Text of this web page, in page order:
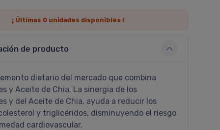
¡ Últimas 0 unidades disponibles !
de producto
dietario del mercado que combina
y Aceite de Chia. La sinergia de los
y del Aceite de Chia, ayuda a reducir los
y triglicéridos, disminuyendo el riesgo
cardiovascular.